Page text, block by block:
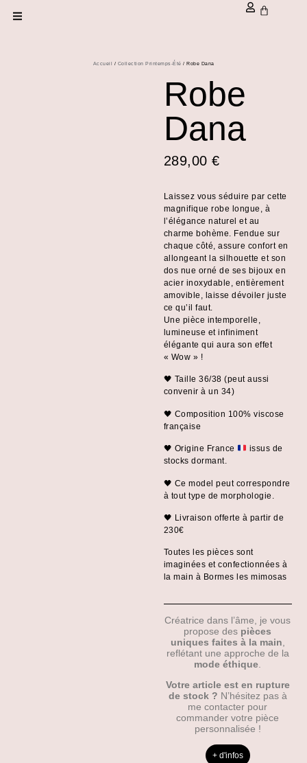
Accueil / Collection Printemps-Été / Robe Dana
Robe
Dana
289,00€
Laissez vous séduire par cette
magnifique robe longue, à
l’élégance naturel et au
charme bohème. Fendue sur
chaque côté, assure confort en
allongeant la silhouette et son
dos nue orné de ses bijoux en
acier inoxydable, entièrement
amovible, laisse dévoiler juste
ce qu’il faut.
Une pièce intemporelle,
lumineuse et infiniment
élégante qui aura son effet
« Wow » !
🖤 Taille 36/38 (peut aussi
convenir à un 34)
🖤 Composition 100% viscose
française
🖤 Origine France
issus de
stocks dormant.
🖤 Ce model peut correspondre
à tout type de morphologie.
🖤 Livraison offerte à partir de
230€
Toutes les pièces sont
imaginées et confectionnées à
la main à Bormes les mimosas
Créatrice dans l’âme, je vous
propose des pièces
uniques faites à la main
reflétant une approche de la
mode éthique
Votre article est en rupture
de stock ? N’hésitez pas à
me contacter pour
commander votre pièce
personnalisée !
+ d'infos